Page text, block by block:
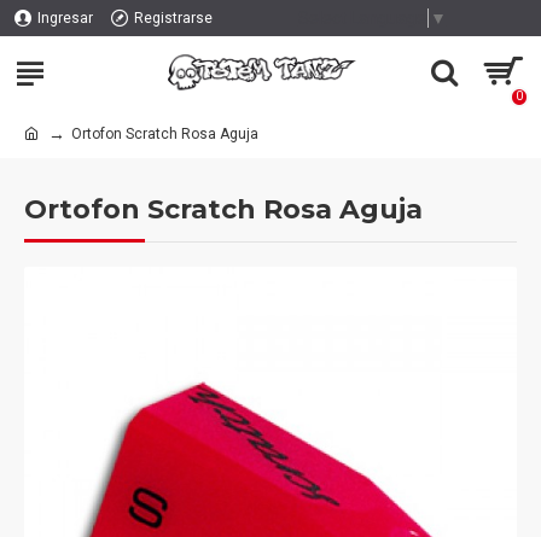
Ingresar Registrarse ▼
0
Ortofon Scratch Rosa Aguja
Ortofon Scratch Rosa Aguja